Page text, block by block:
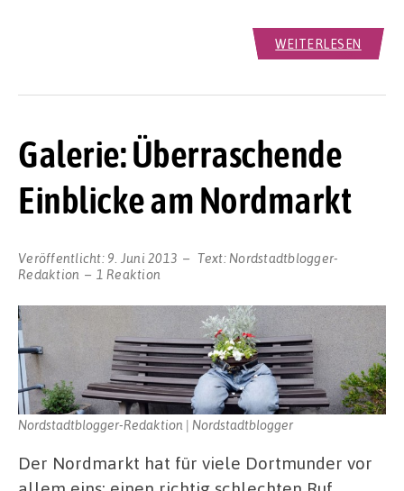
WEITERLESEN
Galerie: Überraschende
Einblicke am Nordmarkt
Veröffentlicht: 9. Juni 2013 Text: Nordstadtblogger-
Redaktion
1 Reaktion
Nordstadtblogger-Redaktion | Nordstadtblogger
Der Nordmarkt hat für viele Dortmunder vor